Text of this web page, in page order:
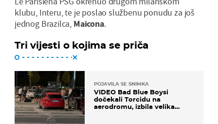
klubu, Interu, te je poslao službenu ponudu za još
jednog Brazilca, Maicona.
Tri vijesti o kojima se priča
POJAVILA SE SNIMKA
VIDEO Bad Blue Boysi
dočekali Torcidu na
aerodromu, izbila velika